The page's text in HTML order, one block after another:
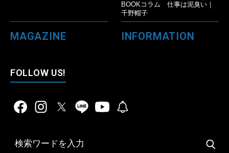
BOOKコラム 仕事は泥臭い｜
千野帽子
MAGAZINE INFORMATION
FOLLOW US!